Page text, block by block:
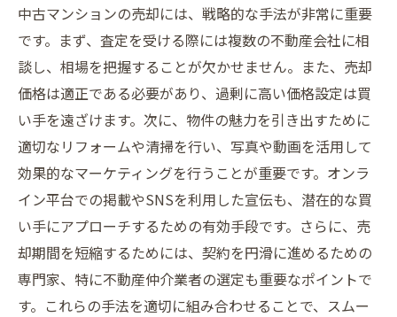
中古マンションの売却には、戦略的な手法が非常に重要
です。まず、査定を受ける際には複数の不動産会社に相
談し、相場を把握することが欠かせません。また、売却
価格は適正である必要があり、過剰に高い価格設定は買
い手を遠ざけます。次に、物件の魅力を引き出すために
適切なリフォームや清掃を行い、写真や動画を活用して
効果的なマーケティングを行うことが重要です。オンラ
イン平台での掲載やSNSを利用した宣伝も、潜在的な買
い手にアプローチするための有効手段です。さらに、売
却期間を短縮するためには、契約を円滑に進めるための
専門家、特に不動産仲介業者の選定も重要なポイントで
す。これらの手法を適切に組み合わせることで、スムー